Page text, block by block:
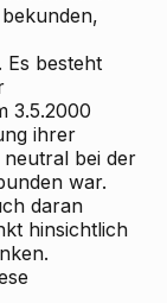
Es besteht
3.5.2000
ihrer
bei der
war.
daran
hinsichtlich